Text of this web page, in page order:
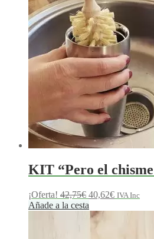
KIT “Pero el
¡Oferta! 42,75€ El
precio
original
era:
40,62€ElIVA Inc
Añade a la cesta